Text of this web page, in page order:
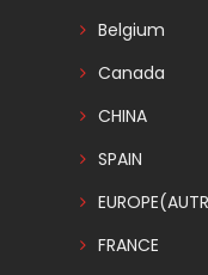
Belgium
Canada
CHINA
SPAIN
FRANCE